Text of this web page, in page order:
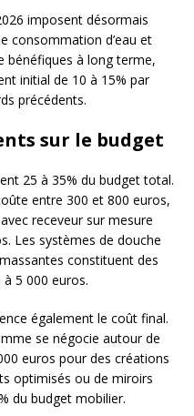
imposent désormais
consommation d’eau et
bénéfiques à long terme,
initial de 10 à 15% par
précédents.
sur le budget
25 à 35% du budget total.
entre 300 et 800 euros,
receveur sur mesure
Les systèmes de douche
constituent des
5 000 euros.
également le coût final.
se négocie autour de
euros pour des créations
optimisés ou de miroirs
du budget mobilier.